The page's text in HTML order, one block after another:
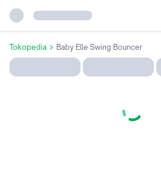
Tokopedia Baby Elle Swing Bouncer